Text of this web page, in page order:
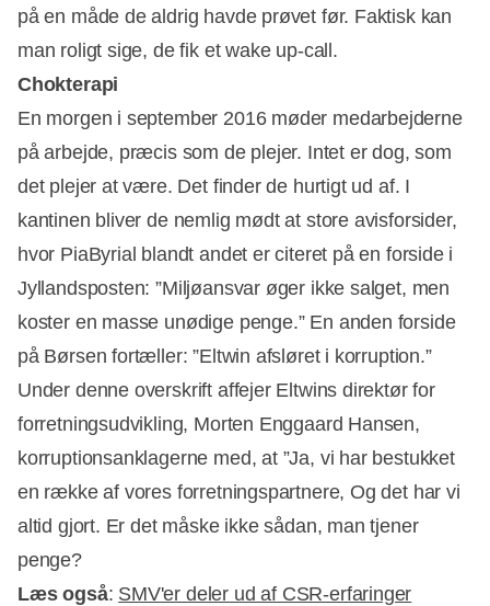
på en måde de aldrig havde prøvet før. Faktisk kan
man roligt sige, de fik et wake up-call.
Chokterapi
En morgen i september 2016 møder medarbejderne
på arbejde, præcis som de plejer. Intet er dog, som
det plejer at være. Det finder de hurtigt ud af. I
kantinen bliver de nemlig mødt at store avisforsider,
hvor PiaByrial blandt andet er citeret på en forside i
Jyllandsposten: ”Miljøansvar øger ikke salget, men
koster en masse unødige penge.” En anden forside
på Børsen fortæller: ”Eltwin afsløret i korruption.”
Under denne overskrift affejer Eltwins direktør for
forretningsudvikling, Morten Enggaard Hansen,
korruptionsanklagerne med, at ”Ja, vi har bestukket
en række af vores forretningspartnere, Og det har vi
altid gjort. Er det måske ikke sådan, man tjener
penge?
Læs også: SMV'er deler ud af CSR-erfaringer